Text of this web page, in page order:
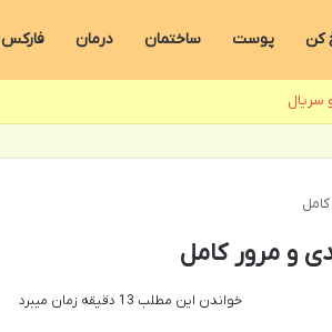
کن پوست ساختمان درمان فارکس
سریال
و مرور کامل
خواندن این مطلب 13 دقیقه زمان میبرد